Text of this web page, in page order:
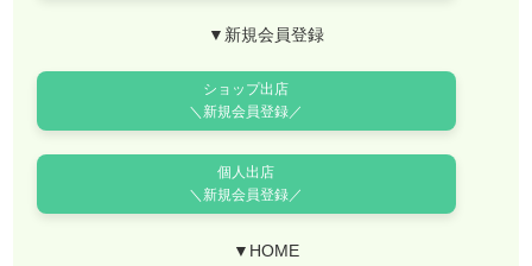
▼新規会員登録
ショップ出店
＼新規会員登録／
個人出店
＼新規会員登録／
▼HOME